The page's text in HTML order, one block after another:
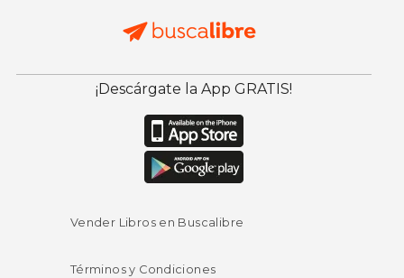
¡Descárgate la App GRATIS!
Vender Libros en Buscalibre
Términos y Condiciones